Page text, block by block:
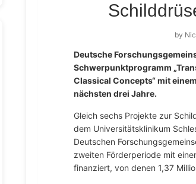
by
Deutsche
Schwerpunktprogramm
Classical Concepts“ mit
nächsten drei Jahre.
Gleich sechs Projekte zur
dem Universitätsklinikum
Deutschen
zweiten Förderperiode mit
finanziert, von denen 1,37